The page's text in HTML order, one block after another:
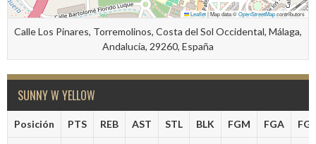
Leaflet|Map data ©OpenStreetMapcontributors
Calle Los Pinares, Torremolinos, Costa del Sol Occidental, Málaga,
Andalucía, 29260, España
SUNNY W YELLOW
Posición PTS REB AST STL BLK FGM FGA